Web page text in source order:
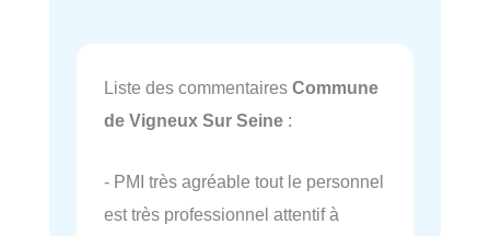
Liste des commentaires Commune
de Vigneux Sur Seine :
- PMI très agréable tout le personnel
est très professionnel attentif à